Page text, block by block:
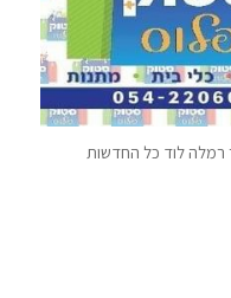
רמלה לוד כל החדשות